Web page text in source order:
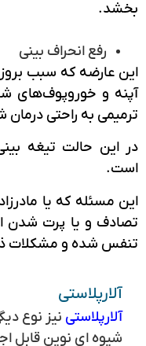
بخشد.
رفع انحراف بینی
این عارضه که سبب بروز
آپنه و خوروپوف‌های
ترمیمی به راحتی درمان
در این حالت تیغه
است.
این مسئله که یا
تصادف و یا پرت شدن
تنفس شده و مشکلات
آلارپلاستی
آلارپلاستینیز نوع
شیوه ای نوین قابل